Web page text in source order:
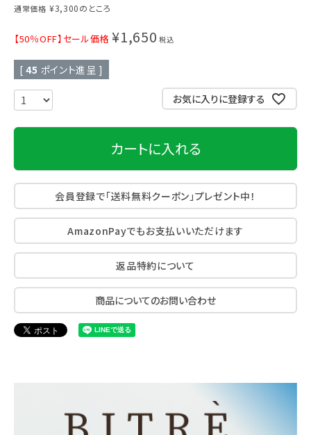
通常価格 ¥3,300のところ
【50％OFF】セール価格 ¥1,650 税込
[ 45 ポイント進呈 ]
お気に入りに登録する
カートに入れる
会員登録で「送料無料クーポン」プレゼント中！
AmazonPayでもお支払いいただけます
返品特約について
商品についてのお問い合わせ